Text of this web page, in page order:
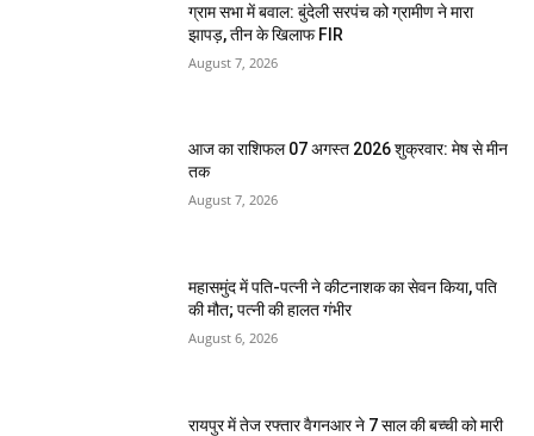
ग्राम सभा में बवाल: बुंदेली सरपंच को ग्रामीण ने मारा
झापड़, तीन के खिलाफ FIR
August 7, 2026
आज का राशिफल 07 अगस्त 2026 शुक्रवार: मेष से मीन
तक
August 7, 2026
महासमुंद में पति-पत्नी ने कीटनाशक का सेवन किया, पति
की मौत; पत्नी की हालत गंभीर
August 6, 2026
रायपुर में तेज रफ्तार वैगनआर ने 7 साल की बच्ची को मारी